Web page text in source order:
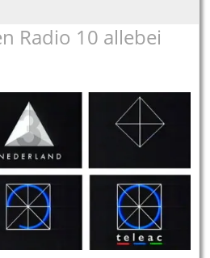
Radio 10 allebei